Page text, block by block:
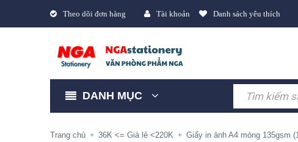
Theo dõi đơn hàng Tài khoản Danh sách yêu thích
DANH MỤC
Trang chủ + 36K <= Giá lẻ <220K + Giấy in ảnh A4 mỏng 135gsm